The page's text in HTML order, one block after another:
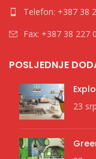
Telefon: +387 38
Fax: +387 38 227
POSLJEDNJE
23